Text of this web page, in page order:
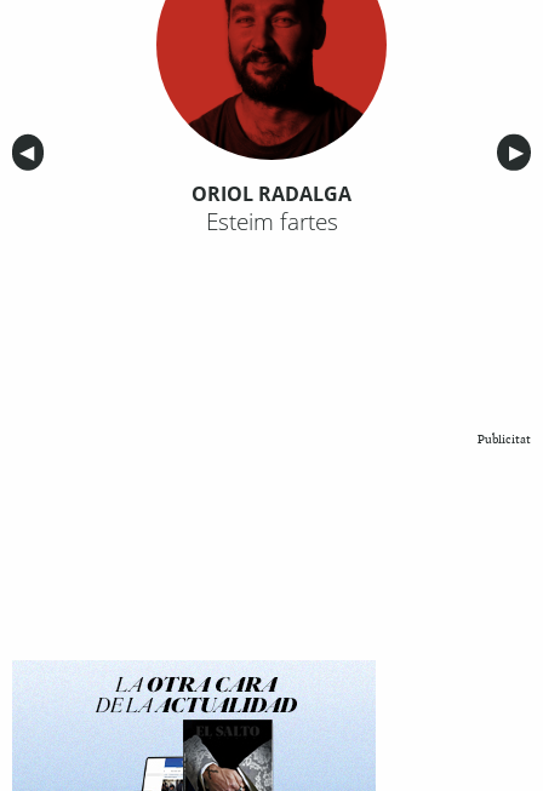
Anterior
◀︎ ▶︎
ORIOL RADALGA
Esteim fartes
Publicitat